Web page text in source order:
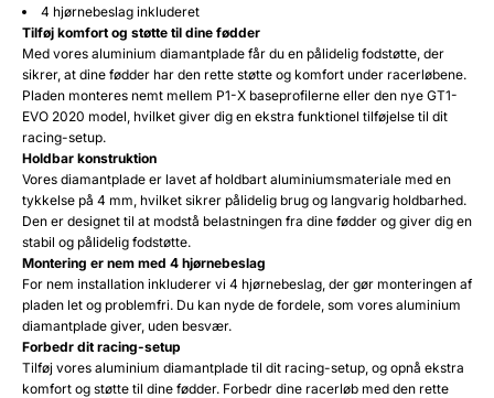
4 hjørnebeslag inkluderet
Tilføj komfort og støtte til dine fødder
Med vores aluminium diamantplade får du en pålidelig fodstøtte, der
sikrer, at dine fødder har den rette støtte og komfort under racerløbene.
Pladen monteres nemt mellem P1-X baseprofilerne eller den nye GT1-
EVO 2020 model, hvilket giver dig en ekstra funktionel tilføjelse til dit
racing-setup.
Holdbar konstruktion
Vores diamantplade er lavet af holdbart aluminiumsmateriale med en
tykkelse på 4 mm, hvilket sikrer pålidelig brug og langvarig holdbarhed.
Den er designet til at modstå belastningen fra dine fødder og giver dig en
stabil og pålidelig fodstøtte.
Montering er nem med 4 hjørnebeslag
For nem installation inkluderer vi 4 hjørnebeslag, der gør monteringen af
pladen let og problemfri. Du kan nyde de fordele, som vores aluminium
diamantplade giver, uden besvær.
Forbedr dit racing-setup
Tilføj vores aluminium diamantplade til dit racing-setup, og opnå ekstra
komfort og støtte til dine fødder. Forbedr dine racerløb med den rette